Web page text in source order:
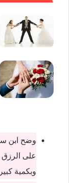
وضح ابن
على الرزق
وبكمية